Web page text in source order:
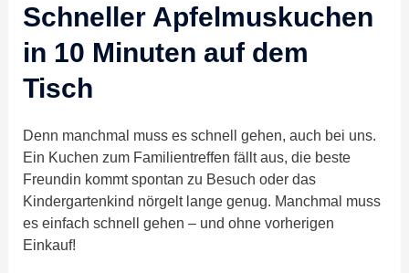
Schneller Apfelmuskuchen
in 10 Minuten auf dem
Tisch
Denn manchmal muss es schnell gehen, auch bei uns.
Ein Kuchen zum Familientreffen fällt aus, die beste
Freundin kommt spontan zu Besuch oder das
Kindergartenkind nörgelt lange genug. Manchmal muss
es einfach schnell gehen – und ohne vorherigen
Einkauf!